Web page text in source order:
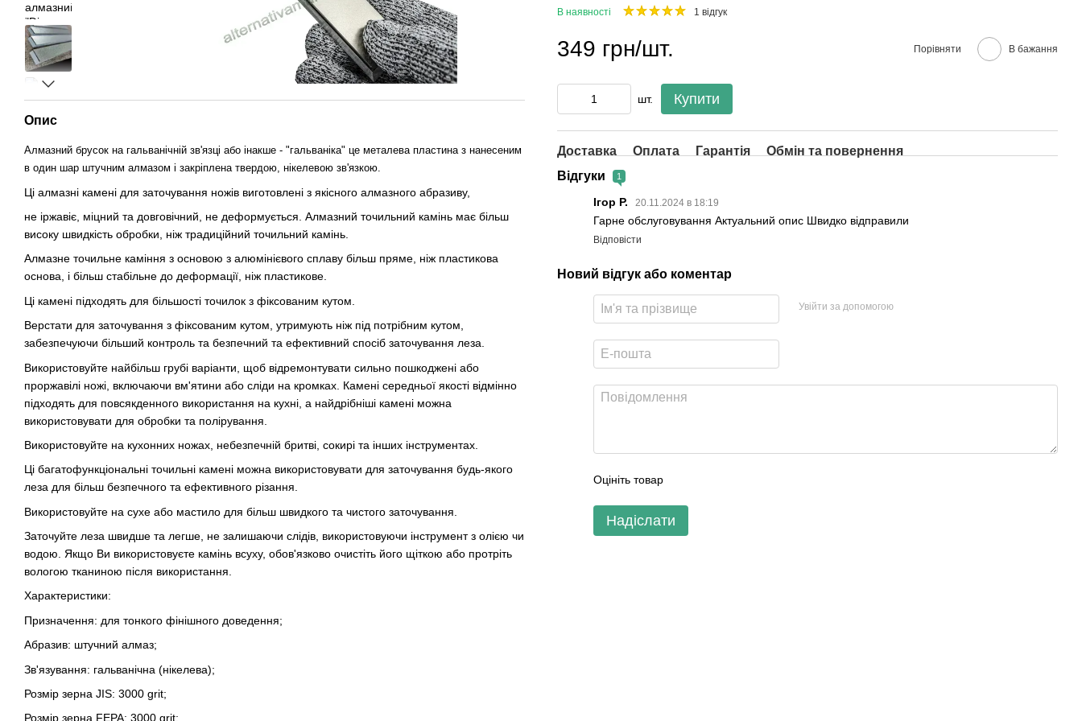
Опис
Алмазний брусок на гальванічній зв'язці або інакше - "гальваніка" це металева пластина з нанесеним
в один шар штучним алмазом і закріплена твердою, нікелевою зв'язкою.
Ці алмазні камені для заточування ножів виготовлені з якісного алмазного абразиву,
не іржавіє, міцний та довговічний, не деформується. Алмазний точильний камінь має більш
високу швидкість обробки, ніж традиційний точильний камінь.
Алмазне точильне каміння з основою з алюмінієвого сплаву більш пряме, ніж пластикова
основа, і більш стабільне до деформації, ніж пластикове.
Ці камені підходять для більшості точилок з фіксованим кутом.
Верстати для заточування з фіксованим кутом, утримують ніж під потрібним кутом,
забезпечуючи більший контроль та безпечний та ефективний спосіб заточування леза.
Використовуйте найбільш грубі варіанти, щоб відремонтувати сильно пошкоджені або
проржавілі ножі, включаючи вм'ятини або сліди на кромках. Камені середньої якості відмінно
підходять для повсякденного використання на кухні, а найдрібніші камені можна
використовувати для обробки та полірування.
Використовуйте на кухонних ножах, небезпечній бритві, сокирі та інших інструментах.
Ці багатофункціональні точильні камені можна використовувати для заточування будь-якого
леза для більш безпечного та ефективного різання.
Використовуйте на сухе або мастило для більш швидкого та чистого заточування.
Заточуйте леза швидше та легше, не залишаючи слідів, використовуючи інструмент з олією чи
водою. Якщо Ви використовуєте камінь всуху, обов'язково очистіть його щіткою або протріть
вологою тканиною після використання.
Характеристики:
Призначення: для тонкого фінішного доведення;
Абразив: штучний алмаз;
Зв'язування: гальванічна (нікелева);
Розмір зерна JIS: 3000 grit;
Розмір зерна FEPA: 3000 grit;
В наявності 1 відгук
349 грн/шт. Порівняти В бажання
шт. Купити
Доставка Оплата Гарантія
Обмін та повернення
Відгуки
1
Ігор Р. 20.11.2024 в 18:19
Гарне обслуговування Актуальний опис Швидко відправили
Відповісти
Новий відгук або коментар
Увійти за допомогою
Оцініть товар
Надіслати